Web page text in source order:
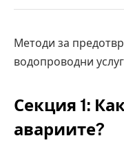
Методи за
водопроводни
Секция 1:
авариите?